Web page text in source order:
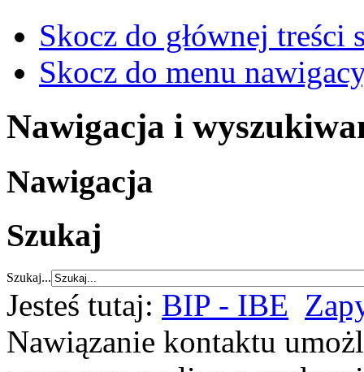
Skocz do głównej treści
Skocz do menu
Nawigacja i
Nawigacja
Szukaj
Szukaj...
Jesteś tutaj: BIP - IBE
Nawiązanie kontaktu